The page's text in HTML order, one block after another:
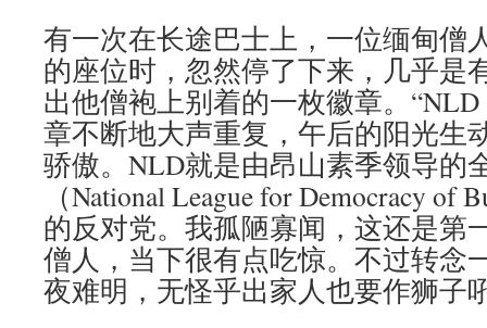
有一次在长途巴士上，一位缅甸僧
的座位时，忽然停了下来，几乎是
出他僧袍上别着的一枚徽章。
章不断地大声重复，午后的阳光生
骄傲。NLD就是由昂山素季领导的
（National League for Democracy
的反对党。我孤陋寡闻，这还是第
僧人，当下很有点吃惊。不过转念
夜难明，无怪乎出家人也要作狮子